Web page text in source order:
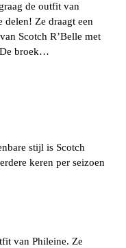
de outfit van
delen! Ze draagt een
Scotch R’Belle met
broek…
stijl is Scotch
keren per seizoen
van Phileine. Ze